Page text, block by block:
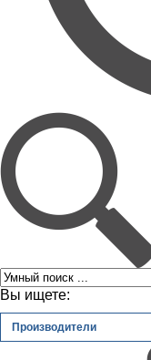
Вы ищете:
Производители